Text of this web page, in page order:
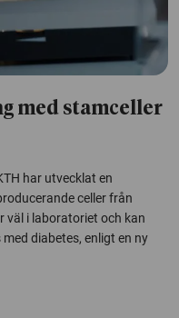
med stamceller
har utvecklat en
celler från
väl i laboratoriet och kan
diabetes, enligt en ny